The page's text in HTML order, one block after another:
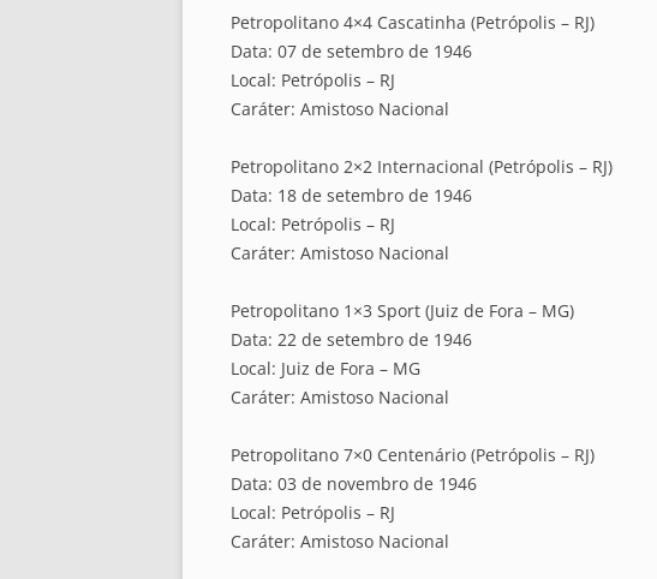
Petropolitano 4×4 Cascatinha (Petrópolis – RJ)
Data: 07 de setembro de 1946
Local: Petrópolis – RJ
Caráter: Amistoso Nacional
Petropolitano 2×2 Internacional (Petrópolis – RJ)
Data: 18 de setembro de 1946
Local: Petrópolis – RJ
Caráter: Amistoso Nacional
Petropolitano 1×3 Sport (Juiz de Fora – MG)
Data: 22 de setembro de 1946
Local: Juiz de Fora – MG
Caráter: Amistoso Nacional
Petropolitano 7×0 Centenário (Petrópolis – RJ)
Data: 03 de novembro de 1946
Local: Petrópolis – RJ
Caráter: Amistoso Nacional